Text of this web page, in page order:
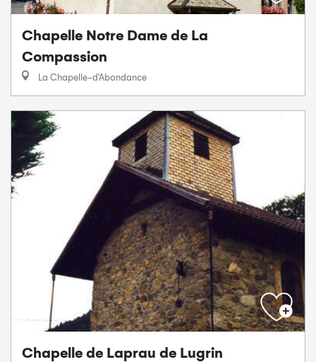
Chapelle Notre Dame de La
Compassion
La Chapelle-d'Abondance
Chapelle de Laprau de Lugrin